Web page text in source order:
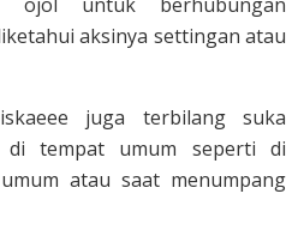
aksinya settingan atau
juga terbilang suka
di tempat umum seperti di
atau saat menumpang